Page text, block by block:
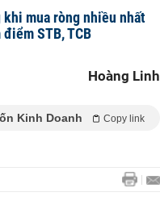
mua ròng nhiều nhất
STB, TCB
Hoàng Linh
Kinh Doanh Copy link